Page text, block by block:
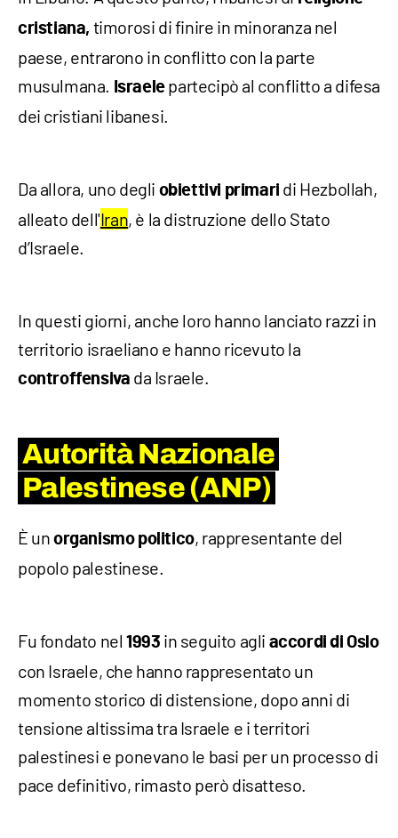
cristiana, timorosi di finire in minoranza nel
paese, entrarono in conflitto con la parte
musulmana.
Israelepartecipò al conflitto a difesa
dei cristiani libanesi.
Da allora, uno degli obiettivi primari di Hezbollah,
alleato dell'Iran, è la distruzione dello Stato
d’Israele.
In questi giorni, anche loro hanno lanciato razzi in
territorio israeliano e hanno ricevuto la
controffensiva da Israele.
Autorità Nazionale
Palestinese (ANP)
È un organismo politico, rappresentante del
popolo palestinese.
Fu fondato nel 1993 in seguito agli accordi di Oslo
con Israele, che hanno rappresentato un
momento storico di distensione, dopo anni di
tensione altissima tra Israele e i territori
palestinesi e ponevano le basi per un processo di
pace definitivo, rimasto però disatteso.